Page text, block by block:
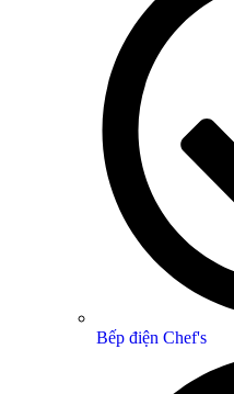
Bếp điện Chef's